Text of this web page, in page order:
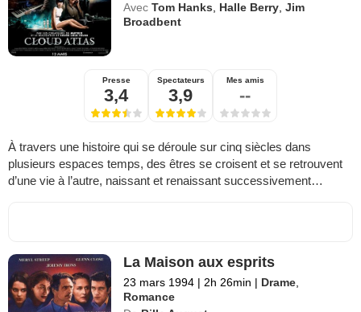
Avec Tom Hanks, Halle Berry,Jim
Broadbent
Presse
3,4
Spectateurs
3,9
Mes amis
--
À travers une histoire qui se déroule sur cinq siècles dans
plusieurs espaces temps, des êtres se croisent et se retrouvent
d’une vie à l’autre, naissant et renaissant successivement…
La Maison aux esprits
23 mars 1994 | 2h 26min | Drame,
Romance